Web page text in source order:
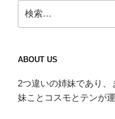
ジ
送
索:
ABOUT US
2つ違いの姉妹であり
妹ことコスモとテンが